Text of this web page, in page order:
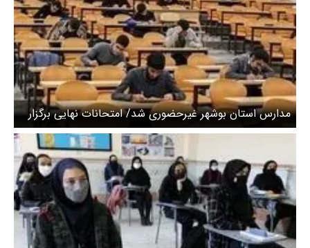
مدارس استان بوشهر غیرحضوری شد/ امتحانات نهایی برگزار
می‌شود